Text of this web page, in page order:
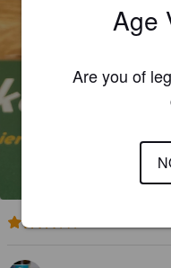
Age
Are you of